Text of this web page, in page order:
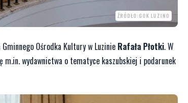
ŹRÓDŁO:GOK LUZINO
Ośrodka Kultury w Luzinie Rafała Płotki. W
wydawnictwa o tematyce kaszubskiej i podarunek